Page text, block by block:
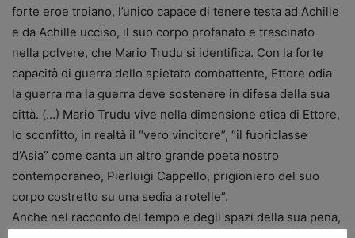
forte eroe troiano, l’unico capace di tenere testa ad Achille
e da Achille ucciso, il suo corpo profanato e trascinato
nella polvere, che Mario Trudu si identifica. Con la forte
capacità di guerra dello spietato combattente, Ettore odia
la guerra ma la guerra deve sostenere in difesa della sua
città. (…) Mario Trudu vive nella dimensione etica di Ettore,
lo sconfitto, in realtà il “vero vincitore”, “il fuoriclasse
d’Asia” come canta un altro grande poeta nostro
contemporaneo, Pierluigi Cappello, prigioniero del suo
corpo costretto su una sedia a rotelle”.
Anche nel racconto del tempo e degli spazi della sua pena,